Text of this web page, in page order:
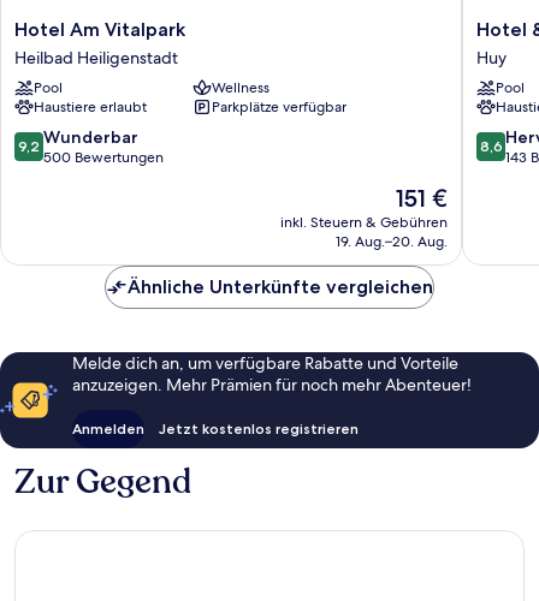
Hotel
Am
Vitalpark
Heilbad
Heiligenstadt
Hotel Am Vitalpark
Heilbad Heiligenstadt
Pool
Wellness
Haustiere erlaubt
Parkplätze verfügbar
9.2
von
9,2 Wunderbar
500 Bewertungen
Der
Preis
beträgt
151 €
inkl. Steuern & Gebühren
19. Aug.–20. Aug.
Hotel
&
Spa
Huy
Hotel
Huy
Pool
8.6
von
8,6
143
Ähnliche Unterkünfte vergleichen
Melde dich an, um verfügbare Rabatte und Vorteile
anzuzeigen. Mehr Prämien für noch mehr Abenteuer!
Anmelden Jetzt kostenlos registrieren
Zur Gegend